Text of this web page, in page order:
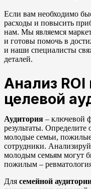
Если вам необходимо
расходы и повысить
нам. Мы являемся
и готовы помочь в
и наши специалисты
деталей.
Анализ
целевой
Аудитория – ключевой
результаты.
молодые семьи,
сотрудники.
молодым семьям могут
пожилым –
Для семейной